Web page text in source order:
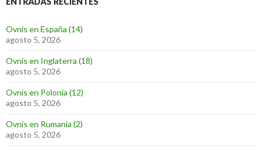
Ovnis en España (14)
agosto 5, 2026
Ovnis en Inglaterra (18)
agosto 5, 2026
Ovnis en Polonia (12)
agosto 5, 2026
Ovnis en Rumania (2)
agosto 5, 2026